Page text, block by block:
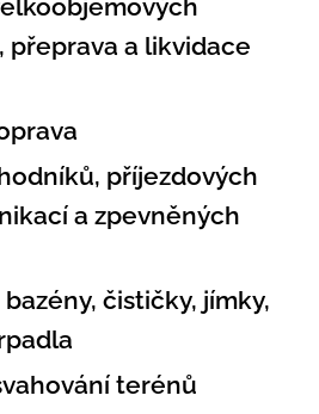
přeprava a likvidace
příjezdových
a zpevněných
čističky, jímky,
terénů